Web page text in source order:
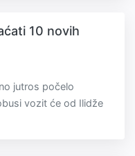
10 novih
jutros počelo
vozit će od Ilidže